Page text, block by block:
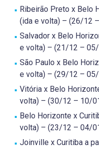
Ribeirão Preto x Belo
(ida e volta) – (26/12
Salvador x Belo
e volta) – (21/12 –
São Paulo x Belo
e volta) – (29/12 –
Vitória x Belo
volta) – (30/12 – 10/
Belo Horizonte x
volta) – (23/12 – 04/
Joinville x Curitiba a